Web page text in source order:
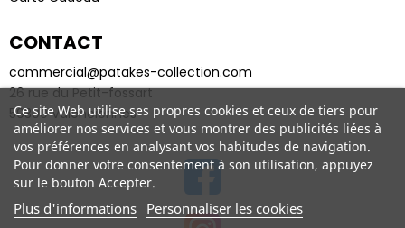
CONTACT
commercial@patakes-collection.com
26 rue du Petit-fossart
59300 Valenciennes
Ce site Web utilise ses propres cookies et ceux de tiers pour
améliorer nos services et vous montrer des publicités liées à
vos préférences en analysant vos habitudes de navigation.
Pour donner votre consentement à son utilisation, appuyez
sur le bouton Accepter.
Plus d'informations Personnaliser les cookies